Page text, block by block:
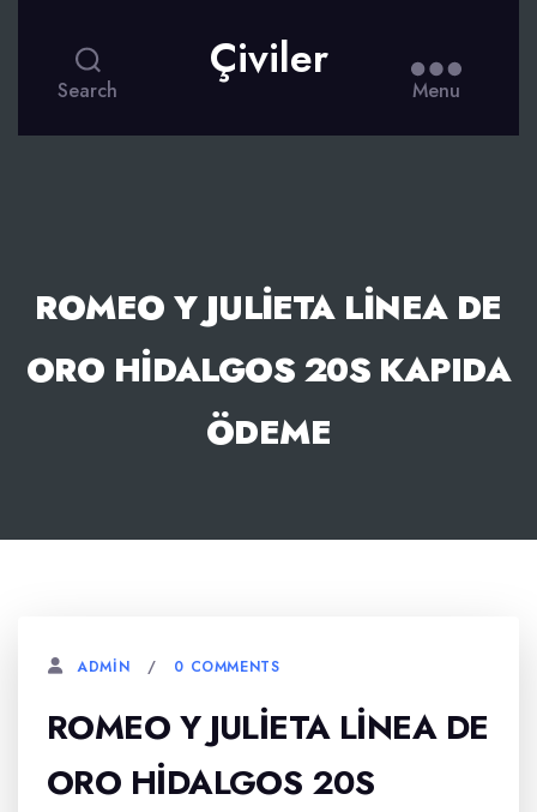
Search
Çiviler
Menu
ROMEO Y JULIETA LINEA DE
ORO HIDALGOS 20S KAPIDA
ÖDEME
ADMIN 0 COMMENTS
ROMEO Y JULIETA LINEA DE
ORO HIDALGOS 20S